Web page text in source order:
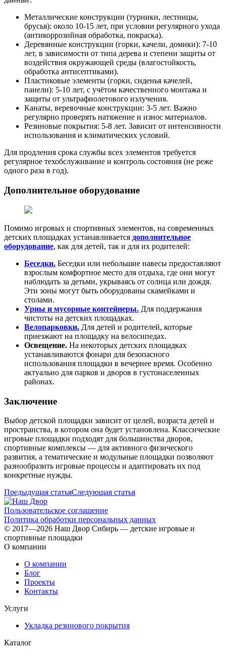
Металлические конструкции (турники, лестницы,
брусья): около 10-15 лет, при условии регулярного ухода
(антикоррозийная обработка, покраска).
Деревянные конструкции (горки, качели, домики): 7-10
лет, в зависимости от типа дерева и степени защиты от
воздействия окружающей среды (влагостойкость,
обработка антисептиками).
Пластиковые элементы (горки, сиденья качелей,
панели): 5-10 лет, с учётом качественного монтажа и
защиты от ультрафиолетового излучения.
Канаты, веревочные конструкции: 3-5 лет. Важно
регулярно проверять натяжение и износ материалов.
Резиновые покрытия: 5-8 лет. Зависит от интенсивности
использования и климатических условий.
Для продления срока службы всех элементов требуется
регулярное техобслуживание и контроль состояния (не реже
одного раза в год).
Дополнительное оборудование
Помимо игровых и спортивных элементов, на современных
детских площадках устанавливается дополнительное
оборудование, как для детей, так и для их родителей:
Беседки. Беседки или небольшие навесы предоставляют
взрослым комфортное место для отдыха, где они могут
наблюдать за детьми, укрываясь от солнца или дождя.
Эти зоны могут быть оборудованы скамейками и
столами.
Урны и мусорные контейнеры. Для поддержания
чистоты на детских площадках.
Велопарковки. Для детей и родителей, которые
приезжают на площадку на велосипедах.
Освещение. На некоторых детских площадках
устанавливаются фонари для безопасного
использования площадки в вечернее время. Особенно
актуально для парков и дворов в густонаселенных
районах.
Заключение
Выбор детской площадки зависит от целей, возраста детей и
пространства, в котором она будет установлена. Классические
игровые площадки подходят для большинства дворов,
спортивные комплексы — для активного физического
развития, а тематические и модульные площадки позволяют
разнообразить игровые процессы и адаптировать их под
конкретные нужды.
Предыдущая статьяСледующая статья
Пользовательское соглашение
Политика обработки персональных данных
© 2017—2026 Наш Двор Сибирь — детские игровые и
спортивные площадки
О компании
О компании
Блог
Проекты
Контакты
Услуги
Укладка резинового покрытия
Каталог